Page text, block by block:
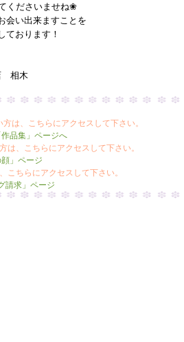
くださいませね❀
会い出来ますことを
ております！
相木
は、こちらにアクセスして下さい。
品集」ページへ
は、こちらにアクセスして下さい。
顔」ページ
こちらにアクセスして下さい。
請求」ページ